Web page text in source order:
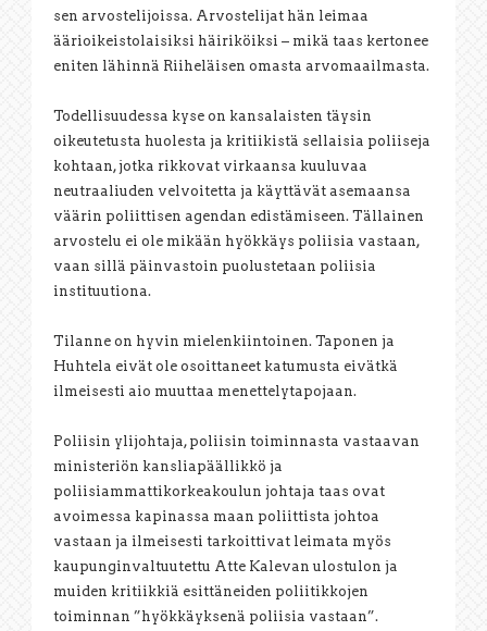
sen arvostelijoissa. Arvostelijat hän leimaa
äärioikeistolaisiksi häiriköiksi – mikä taas kertonee
eniten lähinnä Riiheläisen omasta arvomaailmasta.
Todellisuudessa kyse on kansalaisten täysin
oikeutetusta huolesta ja kritiikistä sellaisia poliiseja
kohtaan, jotka rikkovat virkaansa kuuluvaa
neutraaliuden velvoitetta ja käyttävät asemaansa
väärin poliittisen agendan edistämiseen. Tällainen
arvostelu ei ole mikään hyökkäys poliisia vastaan,
vaan sillä päinvastoin puolustetaan poliisia
instituutiona.
Tilanne on hyvin mielenkiintoinen. Taponen ja
Huhtela eivät ole osoittaneet katumusta eivätkä
ilmeisesti aio muuttaa menettelytapojaan.
Poliisin ylijohtaja, poliisin toiminnasta vastaavan
ministeriön kansliapäällikkö ja
poliisiammattikorkeakoulun johtaja taas ovat
avoimessa kapinassa maan poliittista johtoa
vastaan ja ilmeisesti tarkoittivat leimata myös
kaupunginvaltuutettu Atte Kalevan ulostulon ja
muiden kritiikkiä esittäneiden poliitikkojen
toiminnan ”hyökkäyksenä poliisia vastaan”.